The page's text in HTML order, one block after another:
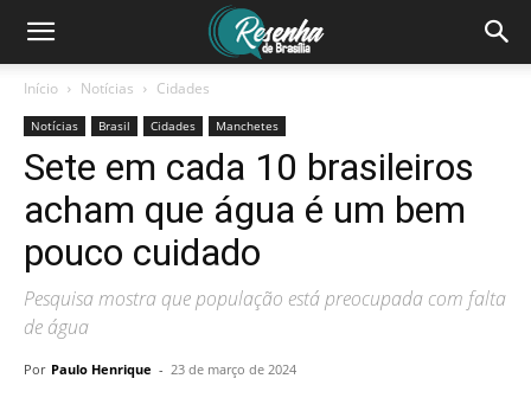
Início Notícias Cidades
Notícias Brasil Cidades Manchetes
Sete em cada 10 brasileiros
acham que água é um bem
pouco cuidado
Pesquisa mostra que população está preocupada com falta
de água
Por Paulo Henrique - 23 de março de 2024